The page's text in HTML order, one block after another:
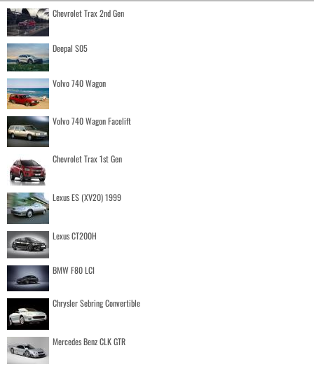
Chevrolet Trax 2nd Gen
Deepal S05
Volvo 740 Wagon
Volvo 740 Wagon Facelift
Chevrolet Trax 1st Gen
Lexus ES (XV20) 1999
Lexus CT200H
BMW F80 LCI
Chrysler Sebring Convertible
Mercedes Benz CLK GTR